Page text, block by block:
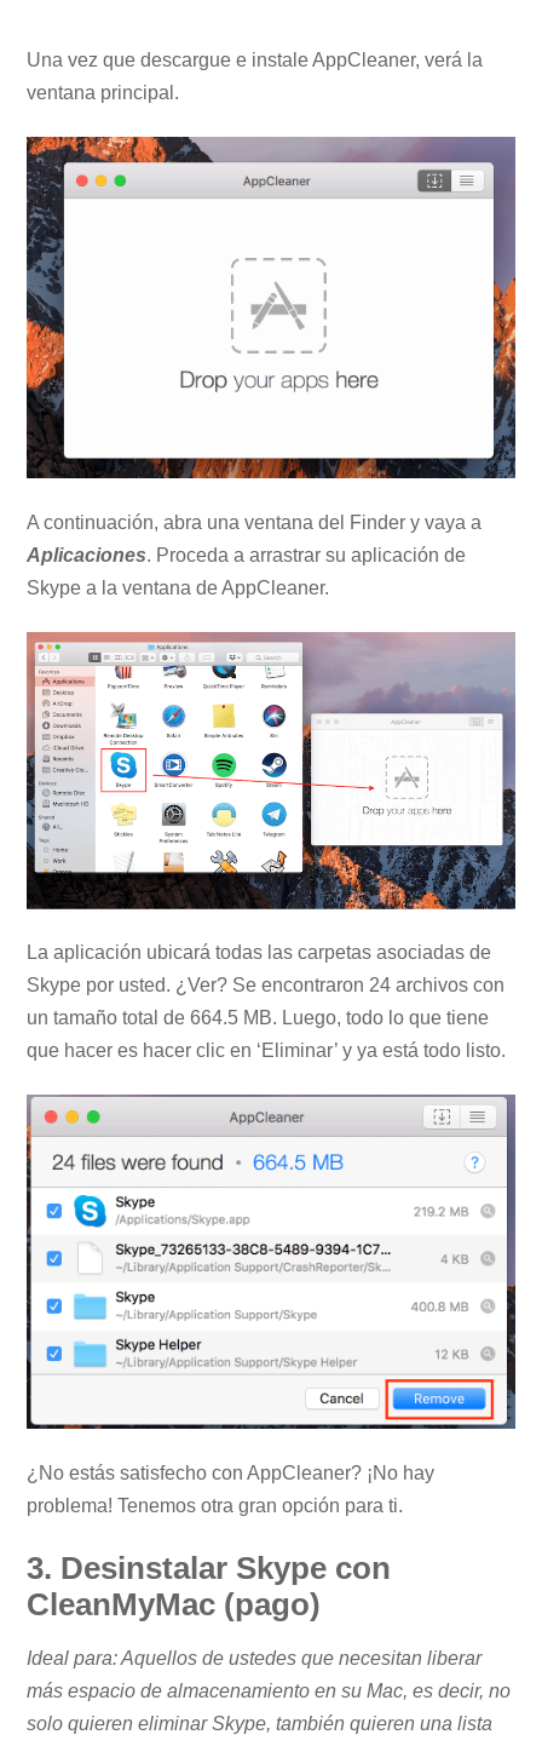
Una vez que descargue e instale AppCleaner, verá la
ventana principal.
A continuación, abra una ventana del Finder y vaya a
Aplicaciones. Proceda a arrastrar su aplicación de
Skype a la ventana de AppCleaner.
La aplicación ubicará todas las carpetas asociadas de
Skype por usted. ¿Ver? Se encontraron 24 archivos con
un tamaño total de 664.5 MB. Luego, todo lo que tiene
que hacer es hacer clic en ‘Eliminar’ y ya está todo listo.
¿No estás satisfecho con AppCleaner? ¡No hay
problema! Tenemos otra gran opción para ti.
3. Desinstalar Skype con
CleanMyMac (pago)
Ideal para: Aquellos de ustedes que necesitan liberar
más espacio de almacenamiento en su Mac, es decir, no
solo quieren eliminar Skype, también quieren una lista